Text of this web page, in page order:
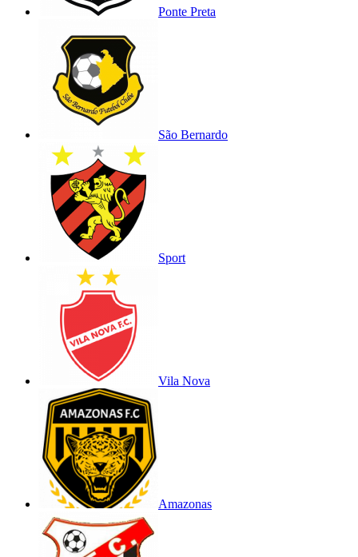
Ponte Preta
São Bernardo
Sport
Vila Nova
Amazonas